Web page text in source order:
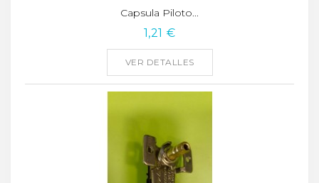
Capsula Piloto...
1,21 €
VER DETALLES